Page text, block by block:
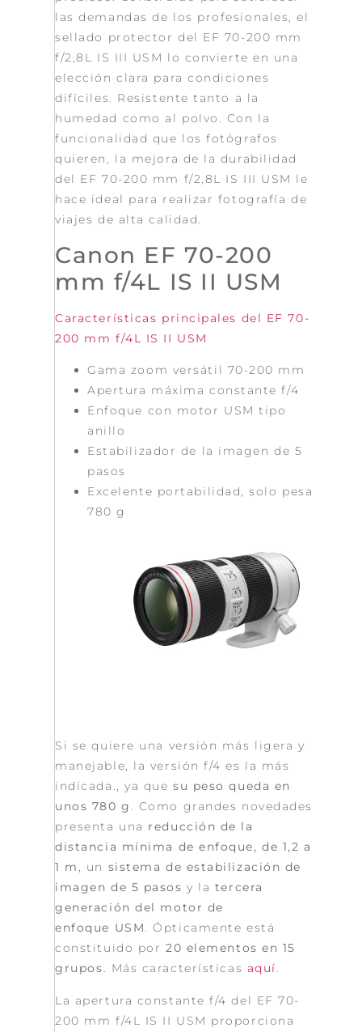
las demandas de los profesionales, el
sellado protector del EF 70-200 mm
f/2,8L IS III USM lo convierte en una
elección clara para condiciones
difíciles. Resistente tanto a la
humedad como al polvo. Con la
funcionalidad que los fotógrafos
quieren, la mejora de la durabilidad
del EF 70-200 mm f/2,8L IS III USM le
hace ideal para realizar fotografía de
viajes de alta calidad.
Canon EF 70-200
mm f/4L IS II USM
Características principales del EF 70-
200 mm f/4L IS II USM
Gama zoom versátil 70-200 mm
Apertura máxima constante f/4
Enfoque con motor USM tipo
anillo
Estabilizador de la imagen de 5
pasos
Excelente portabilidad, solo pesa
780 g
Si se quiere una versión más ligera y
manejable, la versión f/4 es la más
indicada., ya que su peso queda en
unos 780 g . Como grandes novedades
presenta una reducción de la
distancia mínima de enfoque, de 1,2 a
1 m , un sistema de estabilización de
imagen de 5 pasos y la tercera
generación del motor de
enfoque USM. Ópticamente está
constituido por 20 elementos en 15
grupos. Más características aquí.
La apertura constante f/4 del EF 70-
200 mm f/4L IS II USM proporciona